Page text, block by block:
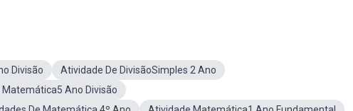
Divisão
Atividade De DivisãoSimples 2 Ano
Ano Divisão